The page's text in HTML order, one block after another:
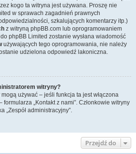
kogo ta witryna jest używana. Proszę nie
w sprawach zagadnień prawnych
szkalujących komentarzy itp.)
z witryną phpBB.com lub oprogramowaniem
phpBB Limited zostanie wysłana wiadomość
używających tego oprogramowania, nie należy
udzielona odpowiedź lakoniczna.
witryny?
używać – jeśli funkcja ta jest włączona
„Kontakt z nami”. Członkowie witryny
„Zespół administracyjny”.
Przejdź do